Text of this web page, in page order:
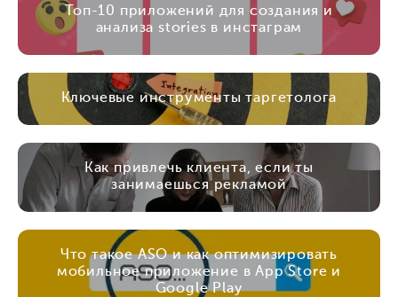
Топ-10 приложений для создания и
анализа stories в инстаграм
Ключевые инструменты таргетолога
Как привлечь клиента, если ты
занимаешься рекламой
Что такое ASO и как оптимизировать
мобильное приложение в App Store и
Google Play